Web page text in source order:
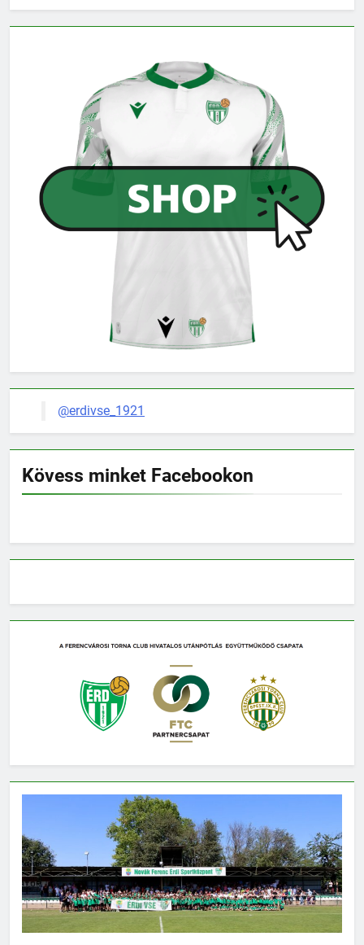
@erdivse_1921
Kövess minket Facebookon